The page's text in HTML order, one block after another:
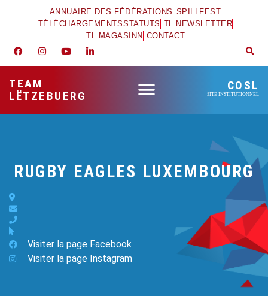
ANNUAIRE DES FÉDÉRATIONS SPILLFEST
TÉLÉCHARGEMENTSSTATUTS TL NEWSLETTER
TL MAGASINN CONTACT
TEAM
LËTZEBUERG
COSL
SITE INSTITUTIONNEL
RUGBY EAGLES LUXEMBOURG
Visiter la page Facebook
Visiter la page Instagram